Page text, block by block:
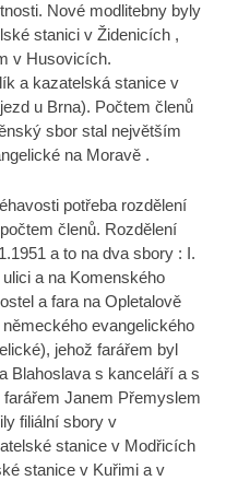
Nové modlitebny byly
stanici v Židenicích ,
v Husovicích.
a kazatelská stanice v
u Brna). Počtem členů
sbor stal největším
na Moravě .
potřeba rozdělení
členů. Rozdělení
a to na dva sbory : I.
a na Komenského
a fara na Opletalově
evangelického
jehož farářem byl
Blahoslava s kanceláří a s
Janem Přemyslem
filiální sbory v
stanice v Modřicích
stanice v Kuřimi a v